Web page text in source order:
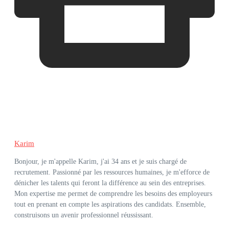
Karim
Bonjour, je m'appelle Karim, j'ai 34 ans et je suis chargé de
recrutement. Passionné par les ressources humaines, je m'efforce de
dénicher les talents qui feront la différence au sein des entreprises.
Mon expertise me permet de comprendre les besoins des employeurs
tout en prenant en compte les aspirations des candidats. Ensemble,
construisons un avenir professionnel réussissant.